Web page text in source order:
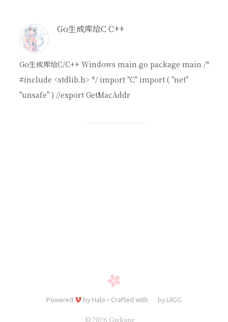
Go生成库给C C++
Go生成库给C/C++ Windows main.go package main /*
#include <stdlib.h> */ import "C" import ( "net"
"unsafe" ) //export GetMacAddr
Powered by Halo • Crafted with by LIlGG
© 2026 Gwkang